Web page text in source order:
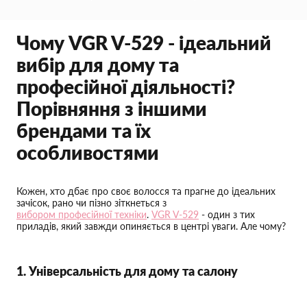
Чому VGR V-529 - ідеальний
вибір для дому та
професійної діяльності?
Порівняння з іншими
брендами та їх
особливостями
Кожен, хто дбає про своє волосся та прагне до ідеальних
зачісок, рано чи пізно зіткнеться з
вибором професійної техніки. VGR V-529 - один з тих
приладів, який завжди опиняється в центрі уваги. Але чому?
1. Універсальність для дому та салону